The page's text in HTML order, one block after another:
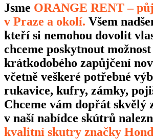
Jsme ORANGE RENT –
v Praze a okolí. Všem
kteří si nemohou dovolit
chceme poskytnout
krátkodobého zapůjčení
včetně veškeré potřebné
rukavice, kufry, zámky,
Chceme vám dopřát skvělý
v naší nabídce skútrů
kvalitní skutry značky